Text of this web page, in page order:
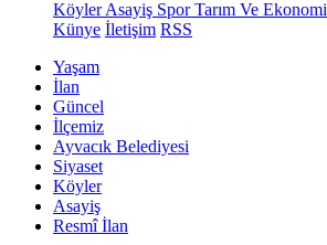
KöylerAsayiş SporTarım Ve Ekonomi
Künye İletişim RSS
Yaşam
İlan
Güncel
İlçemiz
Ayvacık Belediyesi
Siyaset
Köyler
Asayiş
Resmî İlan